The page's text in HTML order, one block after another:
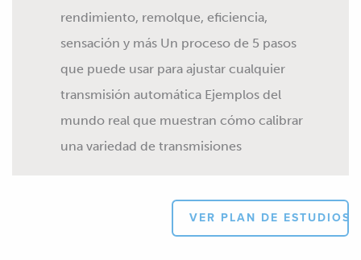
rendimiento, remolque, eficiencia,
sensación y más Un proceso de 5 pasos
que puede usar para ajustar cualquier
transmisión automática Ejemplos del
mundo real que muestran cómo calibrar
una variedad de transmisiones
VER PLAN DE ESTUDIOS